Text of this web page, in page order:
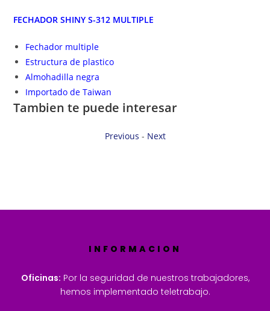
FECHADOR SHINY S-312 MULTIPLE
Fechador multiple
Estructura de plastico
Almohadilla negra
Importado de Taiwan
Tambien te puede interesar
Previous - Next
INFORMACION
Oficinas: Por la seguridad de nuestros trabajadores,
hemos implementado teletrabajo.